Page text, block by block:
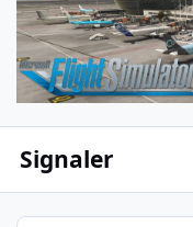
Signaler